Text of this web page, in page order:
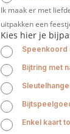
Ik maak er met
uitpakken een
Kies hier je
Speenkoord
Bijtring met
Enkel kaart